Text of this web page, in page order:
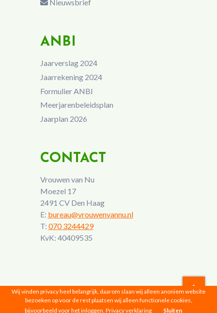
Nieuwsbrief
ANBI
Jaarverslag 2024
Jaarrekening 2024
Formulier ANBI
Meerjarenbeleidsplan
Jaarplan 2026
CONTACT
Vrouwen van Nu
Moezel 17
2491 CV Den Haag
E: bureau@vrouwenvannu.nl
T: 070 3244429
KvK: 40409535
Vrouwen van Nu © 2026 |Privacyverklaring
Wij vinden privacy heel belangrijk, daarom slaan wij alleen anoniem website
bezoeken op voor de rest plaatsen wij alleen functionele cookies,
bijvoorbeeld voor het inloggen. Privacy verklaring Sluiten